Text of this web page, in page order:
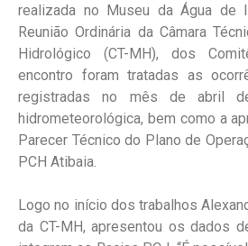
realizada no Museu da Água de
Reunião Ordinária da Câmara
Hidrológico (CT-MH), dos
encontro foram tratadas as
registradas no mês de abril
hidrometeorológica, bem como a
Parecer Técnico do Plano de
PCH Atibaia.
Logo no início dos trabalhos
da CT-MH, apresentou os dados